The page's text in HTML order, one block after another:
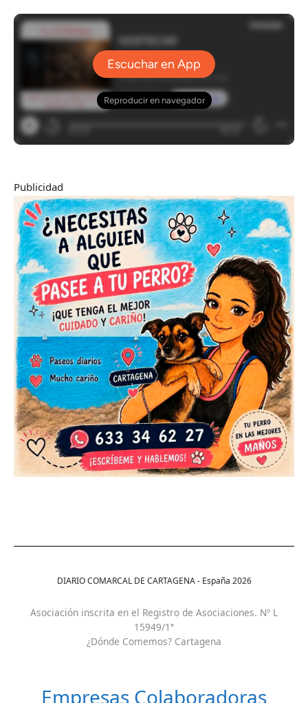
Publicidad
DIARIO COMARCAL DE CARTAGENA - España 2026
Asociación inscrita en el Registro de Asociaciones. Nº L
15949/1ª
¿Dónde Comemos? Cartagena
Empresas Colaboradoras